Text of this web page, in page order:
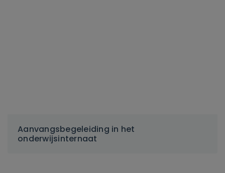
Aanvangsbegeleiding in het
onderwijsinternaat